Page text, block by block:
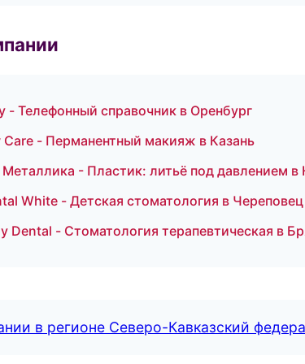
- Телефонный справочник в Оренбург
Care - Перманентный макияж в Казань
- Пластик: литьё под давлением в
White - Детская стоматология в Череповец
Dental - Стоматология терапевтическая в
в регионе Северо-Кавказский